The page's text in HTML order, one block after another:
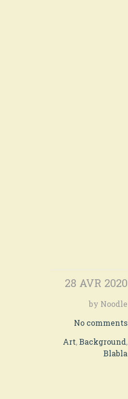
28 AVR 2020
by Noodle
No comments
Art,Background,
Blabla